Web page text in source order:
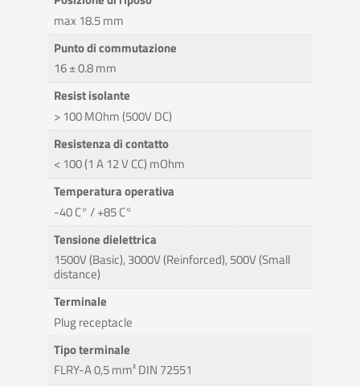
max 18.5 mm
Punto di commutazione
16 ± 0.8 mm
Resist isolante
> 100 MOhm (500V DC)
Resistenza di contatto
< 100 (1 A 12 V CC) mOhm
Temperatura operativa
-40 C° / +85 C°
Tensione dielettrica
1500V (Basic), 3000V (Reinforced), 500V (Small
distance)
Terminale
Plug receptacle
Tipo terminale
FLRY-A 0,5 mm² DIN 72551